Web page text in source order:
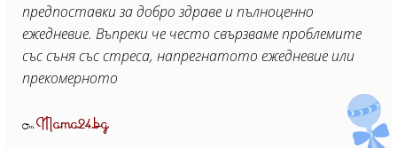
предпоставки за добро здраве и пълноценно
ежедневие. Въпреки че често свързваме проблемите
със съня със стреса, напрегнатото ежедневие или
прекомерното
ОтMama24.bg